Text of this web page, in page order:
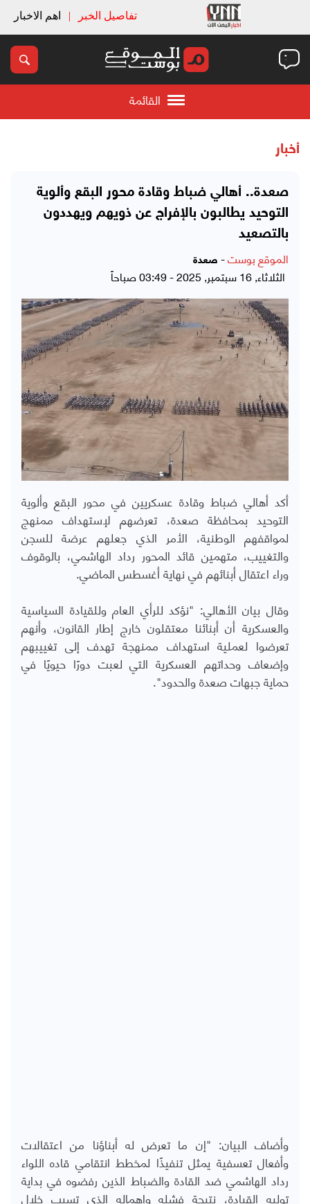
تفاصيل الخبر | اهم الاخبار